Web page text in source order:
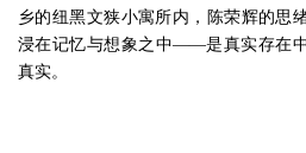
乡的纽黑文狭小寓所内，陈荣辉的思
浸在记忆与想象之中——是真实存在
真实。